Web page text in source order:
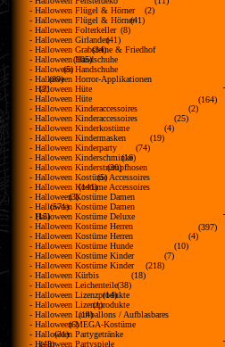
- Halloween Flügel & Hörner
(2)
- Halloween Flügel & Hörner(41)
- Halloween Folterkeller (8)
- Halloween Girlanden(41)
- Halloween Grabsteine & Friedhof
(34)
- Halloween Handschuhe
(105)
- Halloween Handschuhe
(5)
- Halloween Horror-Applikationen
(89)
- Halloween Hüte
(7)
- Halloween Hüte
(164)
- Halloween Kinderaccessoires
(2)
- Halloween Kinderaccessoires
(25)
- Halloween Kinderkostüme
(4)
- Halloween Kindermasken
(19)
- Halloween Kinderparty
(74)
- Halloween Kinderschminke
(16)
- Halloween Kinderstrumpfhosen
(30)
- Halloween Kostüme Accessoires
(5)
- Halloween Kostüme Accessoires
(141)
- Halloween Kostüme Damen
(3)
- Halloween Kostüme Damen
(571)
- Halloween Kostüme Deluxe
(15)
- Halloween Kostüme Herren
(397)
- Halloween Kostüme Herren
(4)
- Halloween Kostüme Hunde
(10)
- Halloween Kostüme Kinder
(7)
- Halloween Kostüme Kinder
(218)
- Halloween Kürbis
(18)
- Halloween Leichenteile(38)
- Halloween Lizenzprodukte
(14)
- Halloween Lizenzprodukte
(1)
- Halloween Luftballons / Aufblasbares
(14)
- Halloween MEGA-Kostüme
(6)
- Halloween Partygetränke
(31)
- Halloween Partyspiele
(48)